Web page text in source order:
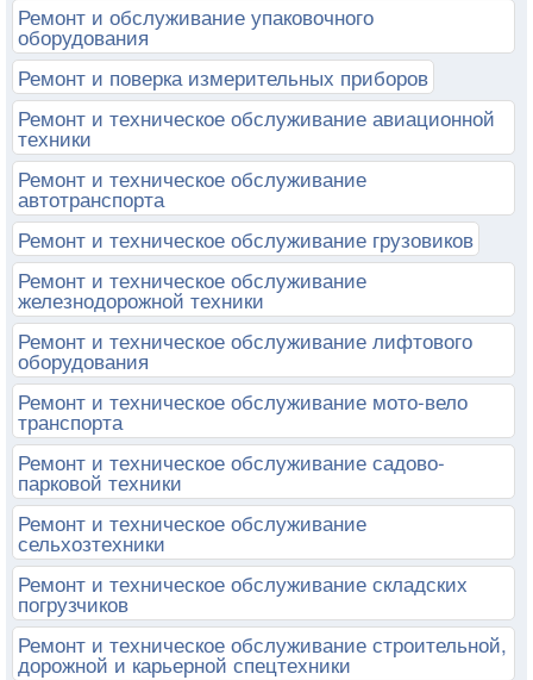
Ремонт и обслуживание упаковочного
оборудования
Ремонт и поверка измерительных приборов
Ремонт и техническое обслуживание авиационной
техники
Ремонт и техническое обслуживание
автотранспорта
Ремонт и техническое обслуживание грузовиков
Ремонт и техническое обслуживание
железнодорожной техники
Ремонт и техническое обслуживание лифтового
оборудования
Ремонт и техническое обслуживание мото-вело
транспорта
Ремонт и техническое обслуживание садово-
парковой техники
Ремонт и техническое обслуживание
сельхозтехники
Ремонт и техническое обслуживание складских
погрузчиков
Ремонт и техническое обслуживание строительной,
дорожной и карьерной спецтехники